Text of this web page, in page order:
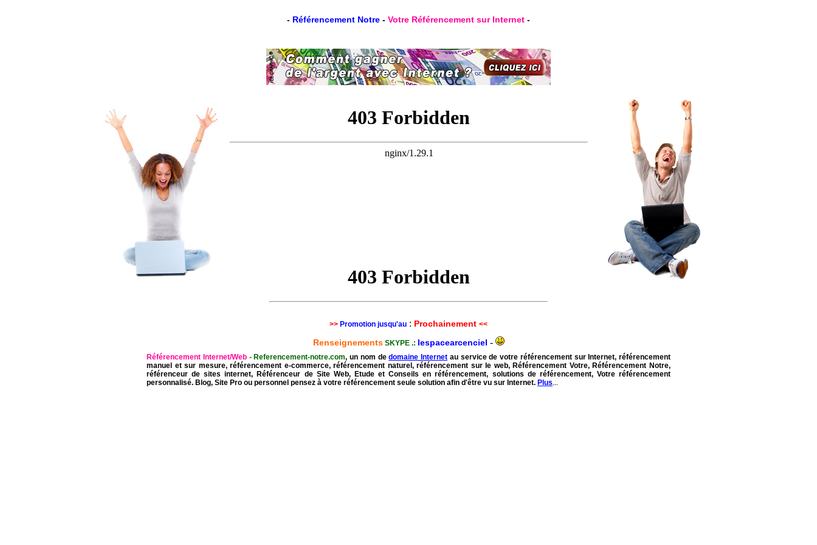
- Référencement Notre - Votre Référencement sur Internet -
>> Promotion jusqu'au : Prochainement <<
Renseignements SKYPE .: lespacearcenciel -
Référencement Internet/Web - Referencement-notre.com, un nom dedomaine Internet au service de votre référencement sur Internet, référencement
manuel et sur mesure, référencement e-commerce, référencement naturel, référencement sur le web, Référencement Votre, Référencement Notre,
référenceur de sites internet, Référenceur de Site Web, Etude et Conseils en référencement, solutions de référencement, Votre référencement
personnalisé. Blog, Site Pro ou personnel pensez à votre référencement seule solution afin d'être vu sur Internet. Plus